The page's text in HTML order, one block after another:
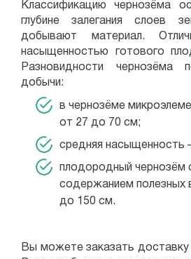
Классификацию чернозёма
глубине залегания слоев
добывают материал.
насыщенностью готового
Разновидности чернозёма
добычи:
в чернозёме
от 27 до 70 см;
средняя насыщенность
плодородный чернозём
содержанием полезных
до 150 см.
Вы можете заказать доставку